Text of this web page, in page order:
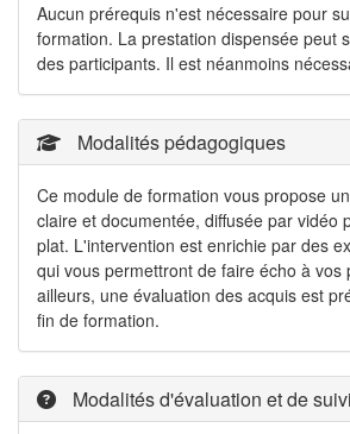
Aucun prérequis n'est nécessaire pour
formation. La prestation dispensée peut
des participants. Il est néanmoins
Modalités pédagogiques
Ce module de formation vous propose
claire et documentée, diffusée par vidéo
plat. L'intervention est enrichie par des
qui vous permettront de faire écho à vos
ailleurs, une évaluation des acquis est
fin de formation.
Modalités d'évaluation et de suivi